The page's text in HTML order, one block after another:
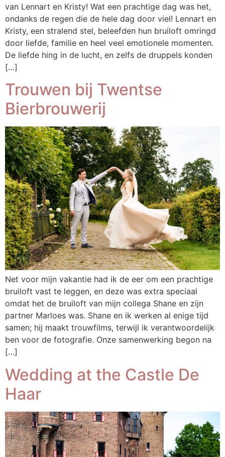
van Lennart en Kristy! Wat een prachtige dag was het,
ondanks de regen die de hele dag door viel! Lennart en
Kristy, een stralend stel, beleefden hun bruiloft omringd
door liefde, familie en heel veel emotionele momenten.
De liefde hing in de lucht, en zelfs de druppels konden
[…]
Trouwen bij Twentse
Bierbrouwerij
Net voor mijn vakantie had ik de eer om een prachtige
bruiloft vast te leggen, en deze was extra speciaal
omdat het de bruiloft van mijn collega Shane en zijn
partner Marloes was. Shane en ik werken al enige tijd
samen; hij maakt trouwfilms, terwijl ik verantwoordelijk
ben voor de fotografie. Onze samenwerking begon na
[…]
Wedding at the Castle De
Haar